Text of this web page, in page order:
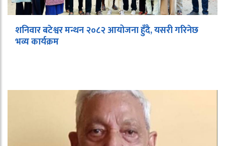
शनिवार बटेश्वर मन्थन २०८२ आयोजना हुँदै, यसरी गरिनेछ
भव्य कार्यक्रम